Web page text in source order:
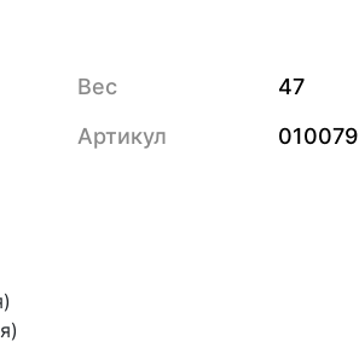
Вес
47
Артикул
010079